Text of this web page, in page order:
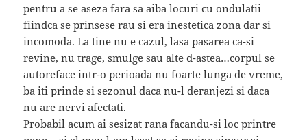
pentru a se aseza fara sa aiba locuri cu ondulatii
fiindca se prinsese rau si era inestetica zona dar si
incomoda. La tine nu e cazul, lasa pasarea ca-si
revine, nu trage, smulge sau alte d-astea…corpul se
autoreface intr-o perioada nu foarte lunga de vreme,
ba iti prinde si sezonul daca nu-l deranjezi si daca
nu are nervi afectati.
Probabil acum ai sesizat rana facandu-si loc printre